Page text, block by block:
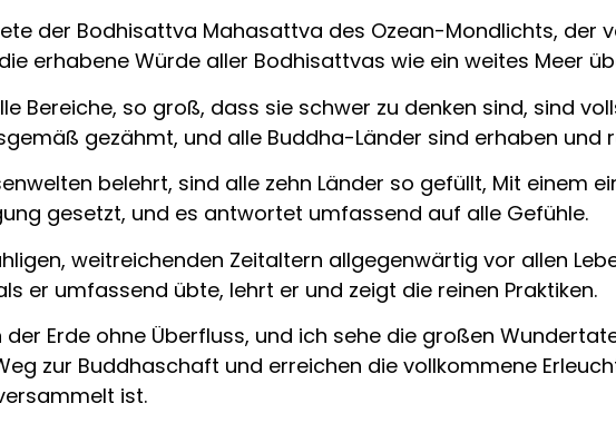
der Bodhisattva Mahasattva des Ozean-Mondlichts, der
erhabene Würde aller Bodhisattvas wie ein weites Meer
Bereiche, so groß, dass sie schwer zu denken sind, sind
gezähmt, und alle Buddha-Länder sind erhaben und
belehrt, sind alle zehn Länder so gefüllt, Mit einem
gesetzt, und es antwortet umfassend auf alle Gefühle.
weitreichenden Zeitaltern allgegenwärtig vor allen
er umfassend übte, lehrt er und zeigt die reinen Praktiken.
der Erde ohne Überfluss, und ich sehe die großen
zur Buddhaschaft und erreichen die vollkommene
ist.